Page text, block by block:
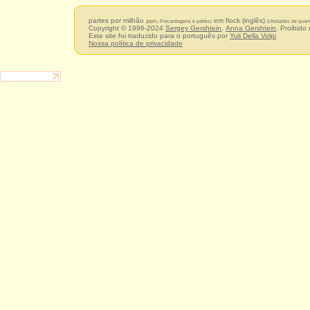
partes por milhão (ppm, Porcentagens e partes) em flock (inglês) (Unidades de
Copyright © 1996-2024 Sergey Gershtein Anna Gershtein .
Este site foi traduzido para o português por Yuli Della Volpi
Nossa política de privacidade